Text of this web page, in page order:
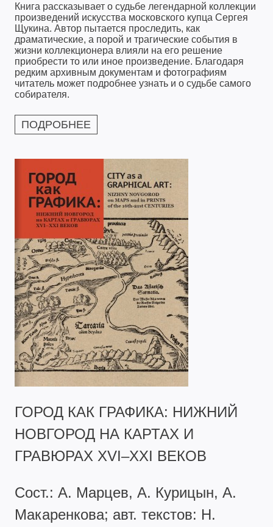
Книга рассказывает о судьбе легендарной коллекции
произведений искусства московского купца Сергея
Щукина. Автор пытается проследить, как
драматические, а порой и трагические события в
жизни коллекционера влияли на его решение
приобрести то или иное произведение. Благодаря
редким архивным документам и фотографиям
читатель может подробнее узнать и о судьбе самого
собирателя.
ПОДРОБНЕЕ
ГОРОД КАК ГРАФИКА: НИЖНИЙ
НОВГОРОД НА КАРТАХ И
ГРАВЮРАХ ХVI–ХХI ВЕКОВ
Сост.: А. Марцев, А. Курицын, А.
Макаренкова; авт. текстов: Н.